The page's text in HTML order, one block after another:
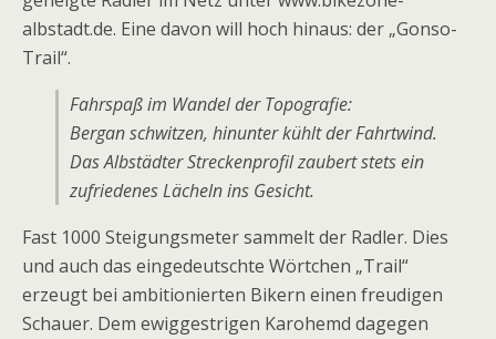
albstadt.de. Eine davon will hoch hinaus: der „Gonso-
Trail“.
Fahrspaß im Wandel der Topografie:
Bergan schwitzen, hinunter kühlt der Fahrtwind.
Das Albstädter Streckenprofil zaubert stets ein
zufriedenes Lächeln ins Gesicht.
Fast 1000 Steigungsmeter sammelt der Radler. Dies
und auch das eingedeutschte Wörtchen „Trail“
erzeugt bei ambitionierten Bikern einen freudigen
Schauer. Dem ewiggestrigen Karohemd dagegen